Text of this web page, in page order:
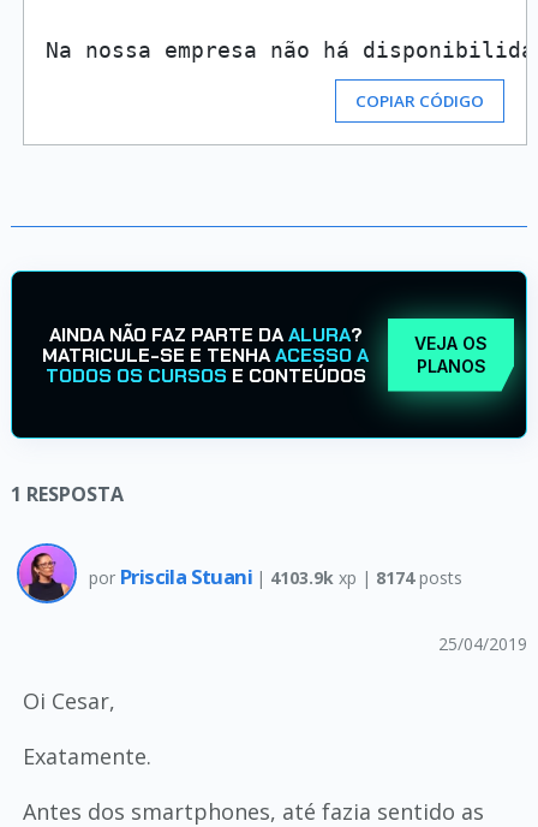
Na nossa empresa não há
COPIAR CÓDIGO
AINDA NÃO FAZ PARTE DAALURA?
MATRICULE-SE E TENHAACESSO A
TODOS OS CURSOS E CONTEÚDOS
VEJA OS
PLANOS
1 RESPOSTA
por Priscila Stuani | 4103.9k xp | 8174posts
25/04/2019
Oi Cesar,
Exatamente.
Antes dos smartphones, até fazia sentido as